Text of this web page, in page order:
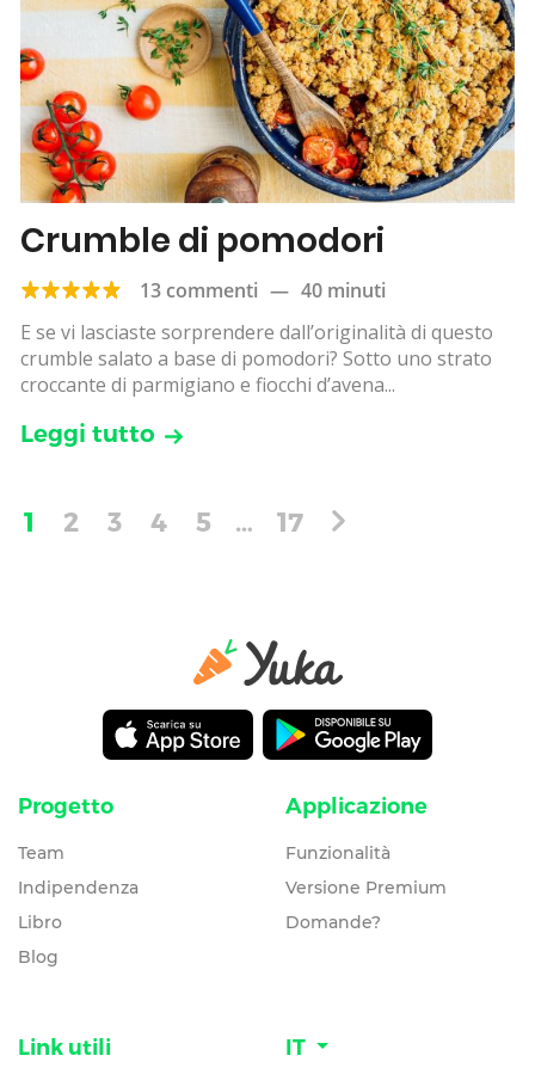
Crumble di pomodori
13 commenti — 40 minuti
E se vi lasciaste sorprendere dall’originalità di questo
crumble salato a base di pomodori? Sotto uno strato
croccante di parmigiano e fiocchi d’avena...
Leggi tutto
1 2 3 4 5 … 17
Progetto
Team
Indipendenza
Libro
Blog
Applicazione
Funzionalità
Versione Premium
Domande?
Link utili IT